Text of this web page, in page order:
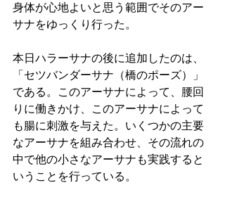
身体が心地よいと思う範囲でそのアー
サナをゆっくり行った。
本日ハラーサナの後に追加したのは、
「セツバンダーサナ（橋のポーズ）」
である。このアーサナによって、腰回
りに働きかけ、このアーサナによって
も腸に刺激を与えた。いくつかの主要
なアーサナを組み合わせ、その流れの
中で他の小さなアーサナも実践すると
いうことを行っている。